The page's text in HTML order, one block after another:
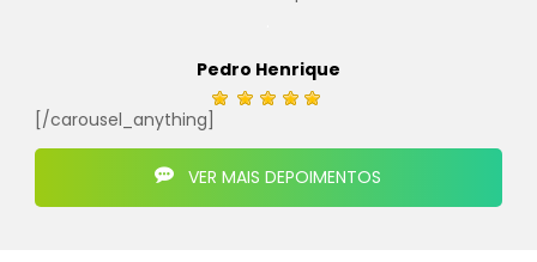
Pedro Henrique
[/carousel_anything]
VER MAIS DEPOIMENTOS